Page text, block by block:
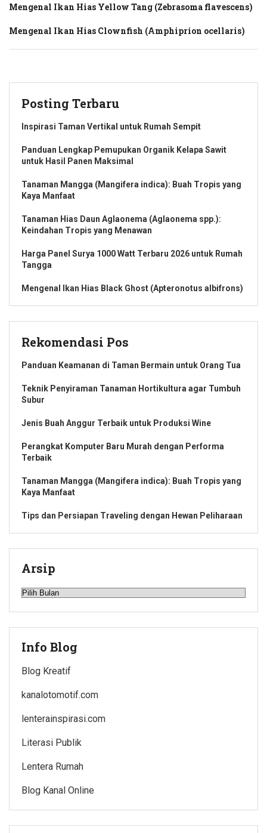
Mengenal Ikan Hias Yellow Tang (Zebrasoma flavescens)
Mengenal Ikan Hias Clownfish (Amphiprion ocellaris)
Posting Terbaru
Inspirasi Taman Vertikal untuk Rumah Sempit
Panduan Lengkap Pemupukan Organik Kelapa Sawit
untuk Hasil Panen Maksimal
Tanaman Mangga (Mangifera indica): Buah Tropis yang
Kaya Manfaat
Tanaman Hias Daun Aglaonema (Aglaonema spp.):
Keindahan Tropis yang Menawan
Harga Panel Surya 1000 Watt Terbaru 2026 untuk Rumah
Tangga
Mengenal Ikan Hias Black Ghost (Apteronotus albifrons)
Rekomendasi Pos
Panduan Keamanan di Taman Bermain untuk Orang Tua
Teknik Penyiraman Tanaman Hortikultura agar Tumbuh
Subur
Jenis Buah Anggur Terbaik untuk Produksi Wine
Perangkat Komputer Baru Murah dengan Performa
Terbaik
Tanaman Mangga (Mangifera indica): Buah Tropis yang
Kaya Manfaat
Tips dan Persiapan Traveling dengan Hewan Peliharaan
Arsip
Arsip
Info Blog
Blog Kreatif
kanalotomotif.com
lenterainspirasi.com
Literasi Publik
Lentera Rumah
Blog Kanal Online